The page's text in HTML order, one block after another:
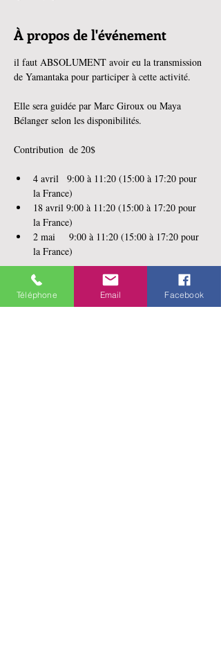
À propos de l'événement
il faut ABSOLUMENT avoir eu la transmission
de Yamantaka pour participer à cette activité.
Elle sera guidée par Marc Giroux ou Maya
Bélanger selon les disponibilités.
Contribution  de 20$
4 avril   9:00 à 11:20 (15:00 à 17:20 pour
la France)
18 avril 9:00 à 11:20 (15:00 à 17:20 pour
la France)
2 mai     9:00 à 11:20 (15:00 à 17:20 pour
la France)
En lire plus >
Téléphone Email Facebook